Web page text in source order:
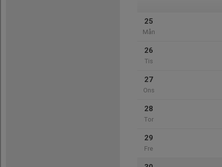
25
Mån
26
Tis
27
Ons
28
Tor
29
Fre